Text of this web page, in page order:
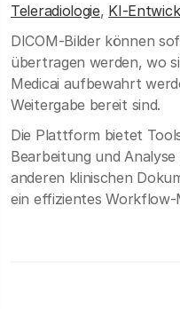
Teleradiologie, KI-
DICOM-Bilder können
übertragen werden, wo
Medicai aufbewahrt
Weitergabe bereit sind.
Die Plattform bietet
Bearbeitung und
anderen klinischen
ein effizientes Workflow-